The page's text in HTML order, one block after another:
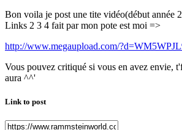
Bon voila je post une tite vidéo(début année
Links 2 3 4 fait par mon pote est moi =>
http://www.megaupload.com/
Vous pouvez critiqué si vous en avez envie,
aura ^^'
Link to post